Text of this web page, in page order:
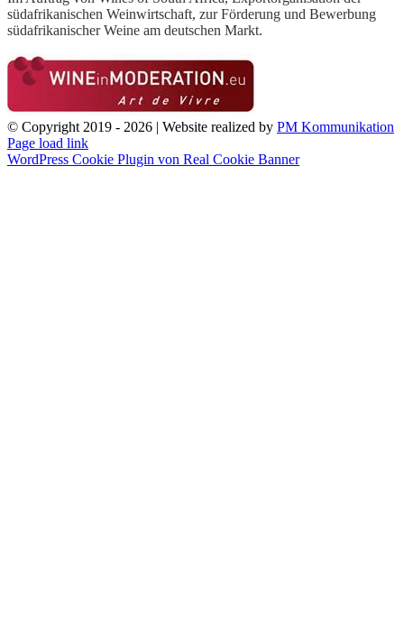
südafrikanischen Weinwirtschaft, zur Förderung und Bewerbung
südafrikanischer Weine am deutschen Markt.
© Copyright 2019 - 2026 | Website realized by PM Kommunikation
Facebook
X
YouTube
Page load link
WordPress Cookie Plugin von Real Cookie Banner